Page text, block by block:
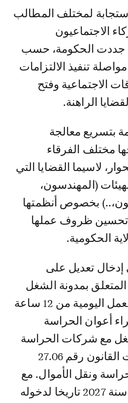
لمختلف المطالب
الاجتماعيون
جددت الحكومة، حسب
تنفيذ الالتزامات
الاجتماعية وفتح
الراهنة.
بتسريع معالجة
مختلف الفرقاء
لاسيما القضايا التي
(المهندسون،
بخصوص أنظمتها
تحسين ظروف عملها
الحكومية.
إدخال تعديل على
القانون رقم 65.99 المتعلق بمدونة الشغل
لتخفيض ساعات العمل اليومية من 12 ساعة
أعوان الحراسة
مع شركات الحراسة
الخاضعة لمقتضيات القانون رقم 27.06
ونقل الأموال. مع
الأخذ بعين الاعتبار سنة 2027 تاريخا لدخوله